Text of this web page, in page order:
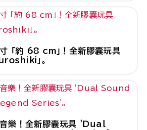
「約 68 cm」！全新膠囊玩具
」。
樂！全新膠囊玩具 'Dual